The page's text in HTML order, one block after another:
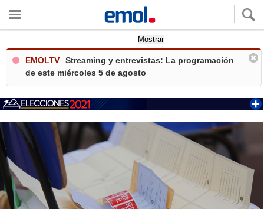
Mostrar
EMOLTV
Streaming y entrevistas: La programación
de este miércoles 5 de agosto
+